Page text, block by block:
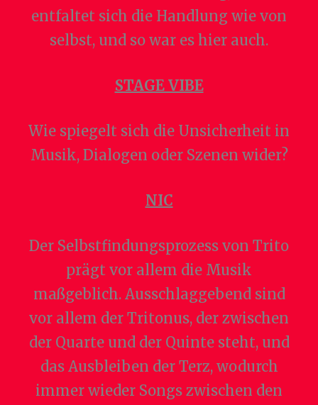
entfaltet sich die Handlung wie von
selbst, und so war es hier auch.
STAGE VIBE
Wie spiegelt sich die Unsicherheit in
Musik, Dialogen oder Szenen wider?
NIC
Der Selbstfindungsprozess von Trito
prägt vor allem die Musik
maßgeblich. Ausschlaggebend sind
vor allem der Tritonus, der zwischen
der Quarte und der Quinte steht, und
das Ausbleiben der Terz, wodurch
immer wieder Songs zwischen den